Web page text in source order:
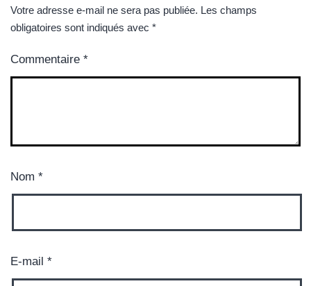
Votre adresse e-mail ne sera pas publiée. Les champs
obligatoires sont indiqués avec *
Commentaire *
Nom *
E-mail *